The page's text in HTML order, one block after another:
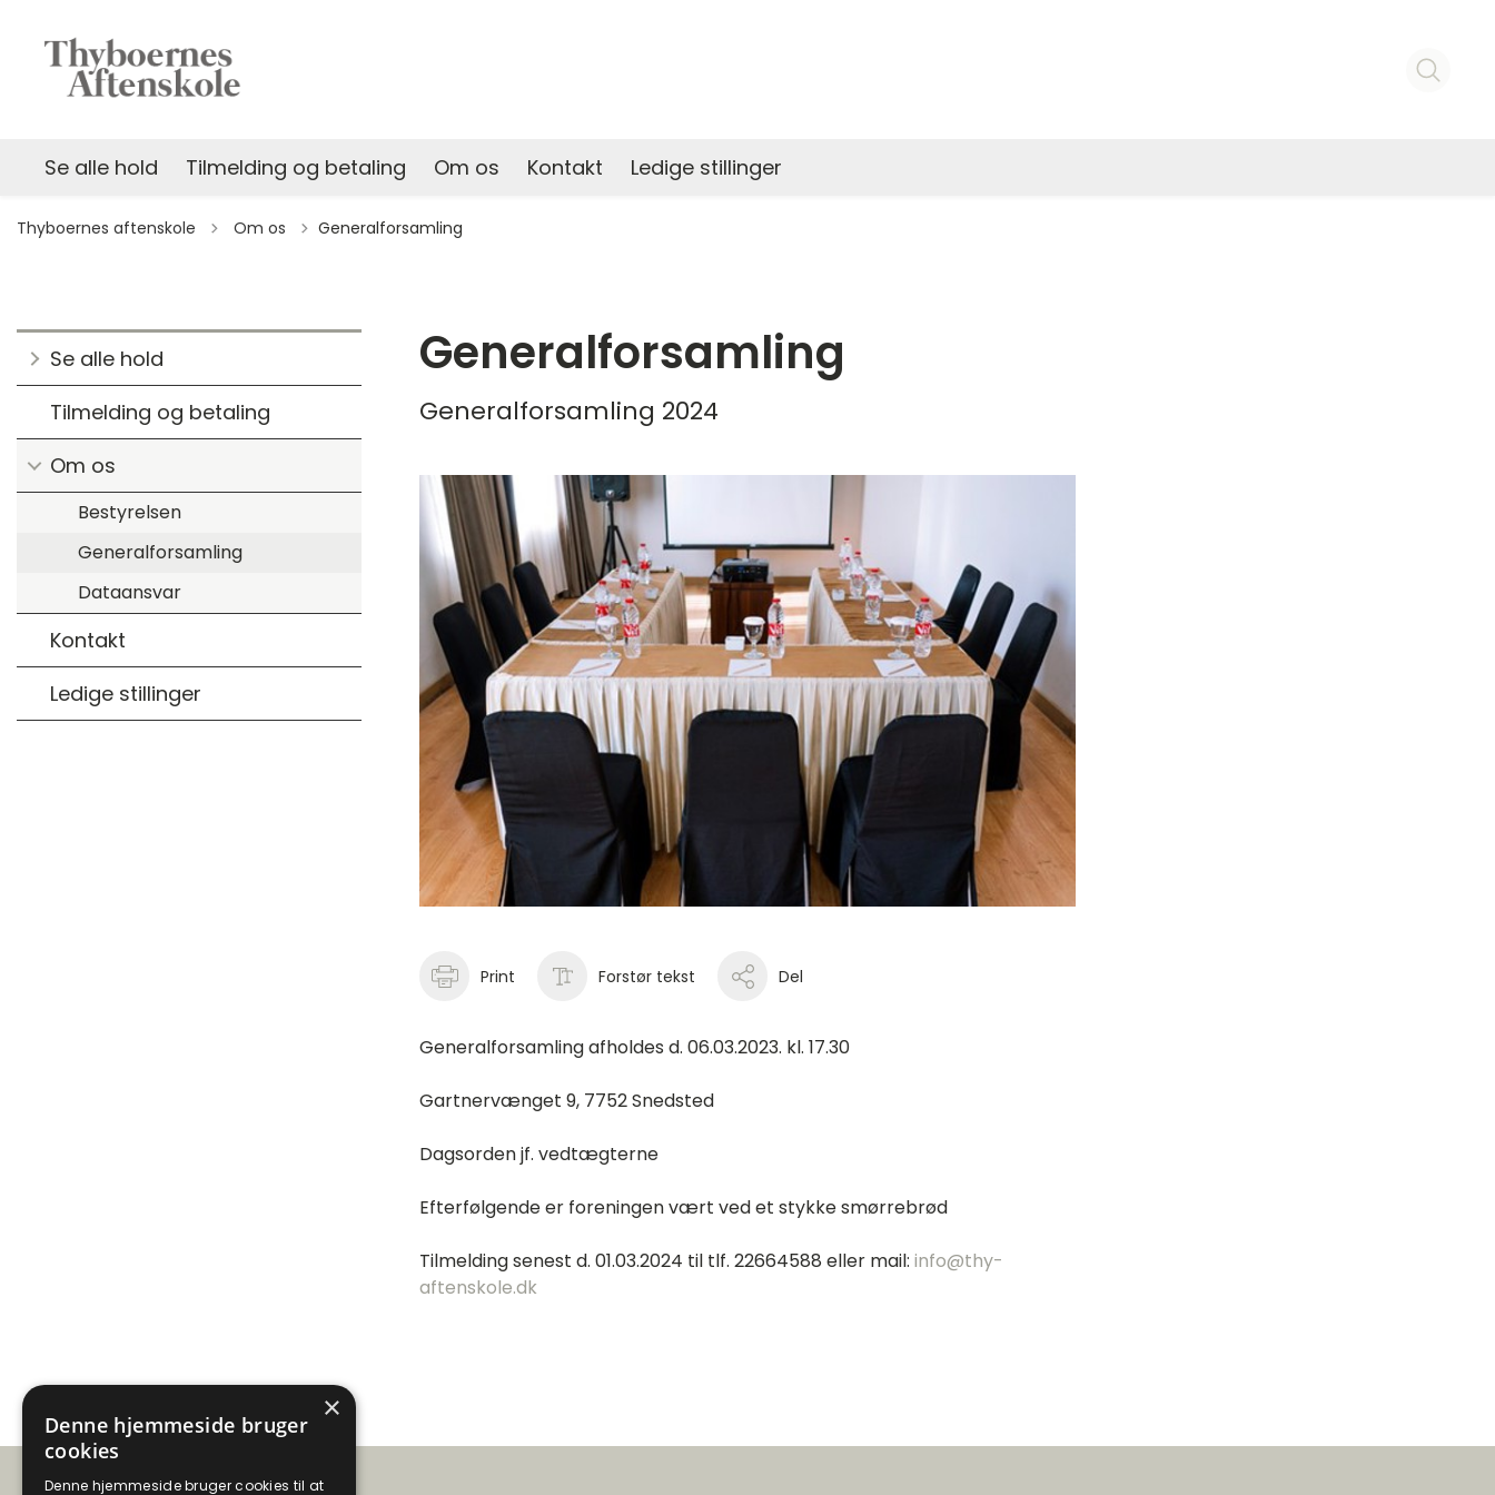
Se alle hold Tilmelding og betaling Om os Kontakt Ledige stillinger
Thyboernes aftenskole Tilbage til
Om os Generalforsamling
Se alle hold
Tilmelding og betaling
Om os
Bestyrelsen
Generalforsamling
Dataansvar
Kontakt
Ledige stillinger
Generalforsamling
Generalforsamling 2024
Print Forstør tekst Del
Generalforsamling afholdes d. 06.03.2023. kl. 17.30
Gartnervænget 9, 7752 Snedsted
Dagsorden jf. vedtægterne
Efterfølgende er foreningen vært ved et stykke smørrebrød
Tilmelding senest d. 01.03.2024 til tlf. 22664588 eller mail:info@thy-
aftenskole.dk
×
Denne hjemmeside bruger
cookies
Denne hjemmeside bruger cookies til at